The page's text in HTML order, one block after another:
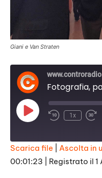
Giani e Van Straten
Play
Episode
1x
SHARE
Scarica file Ascolta in
00:01:23
Registrato il